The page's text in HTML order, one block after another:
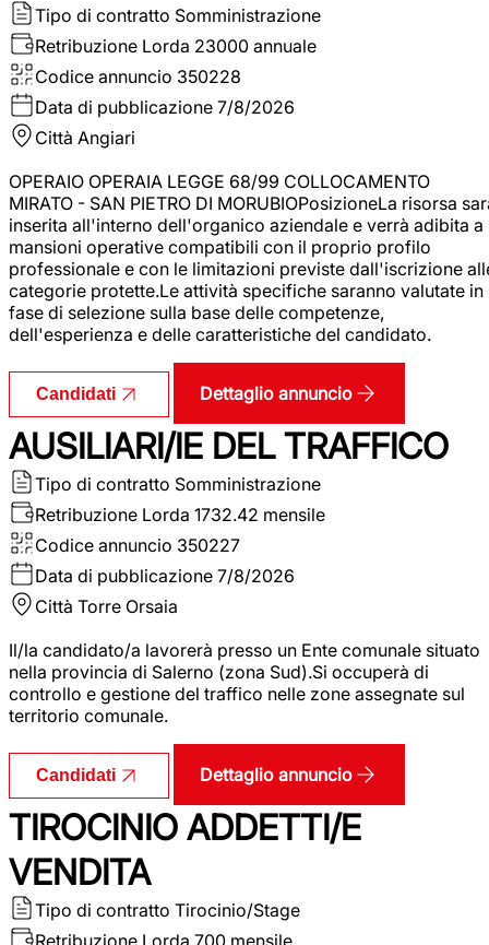
Tipo di contratto Somministrazione
Retribuzione Lorda 23000 annuale
Codice annuncio 350228
Data di pubblicazione 7/8/2026
Città Angiari
OPERAIO OPERAIA LEGGE 68/99 COLLOCAMENTO
MIRATO - SAN PIETRO DI MORUBIOPosizioneLa risorsa
inserita all'interno dell'organico aziendale e verrà adibita a
mansioni operative compatibili con il proprio profilo
professionale e con le limitazioni previste dall'iscrizione
categorie protette.Le attività specifiche saranno valutate in
fase di selezione sulla base delle competenze,
dell'esperienza e delle caratteristiche del candidato.
Candidati Dettaglio annuncio
AUSILIARI/IE DEL TRAFFICO
Tipo di contratto Somministrazione
Retribuzione Lorda 1732.42 mensile
Codice annuncio 350227
Data di pubblicazione 7/8/2026
Città Torre Orsaia
Il/la candidato/a lavorerà presso un Ente comunale situato
nella provincia di Salerno (zona Sud).Si occuperà di
controllo e gestione del traffico nelle zone assegnate sul
territorio comunale.
Candidati Dettaglio annuncio
TIROCINIO ADDETTI/E
VENDITA
Tipo di contratto Tirocinio/Stage
Retribuzione Lorda 700 mensile